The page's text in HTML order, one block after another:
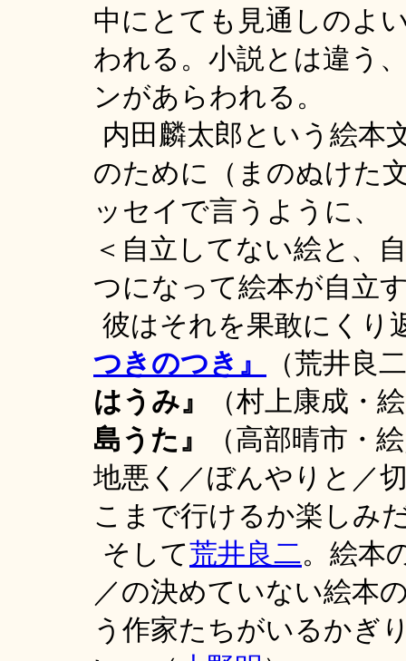
中にとても見通しのよ
われる。小説とは違う
ンがあらわれる。
内田麟太郎という絵本
のために（まのぬけた
ッセイで言うように、
＜自立してない絵と、
つになって絵本が自立
彼はそれを果敢にくり
つきのつき』
（荒井良
はうみ』
（村上康成・
島うた』
（高部晴市・
地悪く／ぼんやりと／
こまで行けるか楽しみ
そして荒井良二。絵本
／の決めていない絵本
う作家たちがいるかぎ